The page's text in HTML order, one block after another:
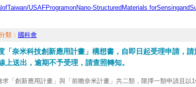
USAFProgramonNano-StructuredMaterials
類： 國科會
「奈米科技創新應用計畫」構想書，自即日起受理申請，請
上送出，逾期不予受理，請查照轉知。
「創新應用計畫」與「前瞻奈米計畫」共二類，限擇一類申請且以1